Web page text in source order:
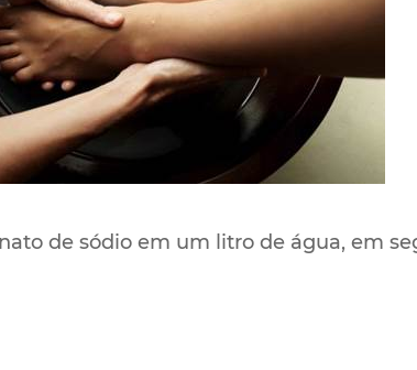
de sódio em um litro de água, em